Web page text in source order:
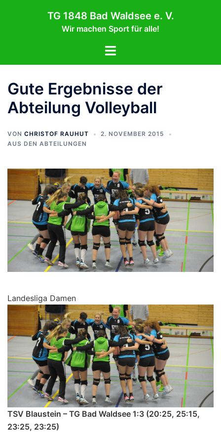
TG 1848 Bad Waldsee e. V.
Wir machen Sport für alle!
Menü
Gute Ergebnisse der
Abteilung Volleyball
VON CHRISTOF RAUHUT
2. NOVEMBER 2015
AUS DEN ABTEILUNGEN
Landesliga Damen
TSV Blaustein – TG Bad Waldsee 1:3 (20:25, 25:15,
23:25, 23:25)